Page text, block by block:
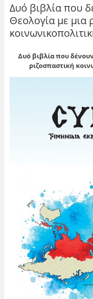
Δυό βιβλία που
Θεολογία με μια
Δυό βιβλία που
ριζοσπαστική